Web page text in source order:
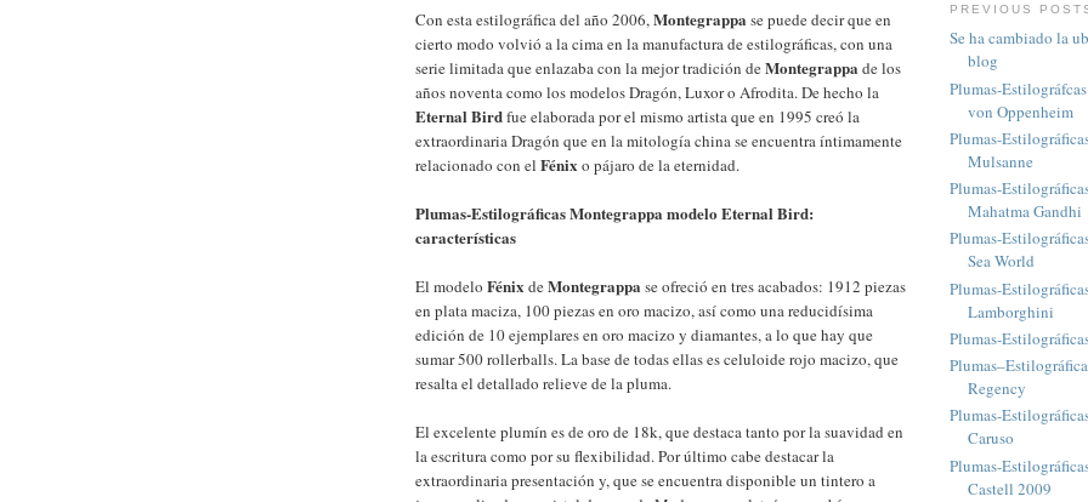
Con esta estilográfica del año 2006,Montegrappa se puede decir que en
cierto modo volvió a la cima en la manufactura de estilográficas, con una
serie limitada que enlazaba con la mejor tradición deMontegrappa de los
años noventa como los modelos Dragón, Luxor o Afrodita. De hecho la
Eternal Birdfue elaborada por el mismo artista que en 1995 creó la
extraordinaria Dragón que en la mitología china se encuentra íntimamente
relacionado con el Fénix o pájaro de la eternidad.
Plumas-Estilográficas Montegrappa modelo Eternal Bird:
características
El modelo Fénix deMontegrappa se ofreció en tres acabados: 1912 piezas
en plata maciza, 100 piezas en oro macizo, así como una reducidísima
edición de 10 ejemplares en oro macizo y diamantes, a lo que hay que
sumar 500 rollerballs. La base de todas ellas es celuloide rojo macizo, que
resalta el detallado relieve de la pluma.
El excelente plumín es de oro de 18k, que destaca tanto por la suavidad en
la escritura como por su flexibilidad. Por último cabe destacar la
extraordinaria presentación y, que se encuentra disponible un tintero a
PREVIOUS
Se ha cambiado la
blog
Plumas-
von Oppenheim
Plumas-
Mulsanne
Plumas-
Mahatma Gandhi
Plumas-
Sea World
Plumas-
Lamborghini
Plumas-
Regency
Plumas-
Caruso
Plumas-
Castell 2009